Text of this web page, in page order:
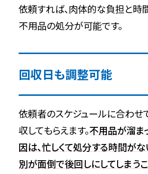
依頼すれば、肉体的な負担と時
不用品の処分が可能です。
回収日も調整可能
依頼者のスケジュールに合わせ
収してもらえます。不用品が溜ま
因は、忙しくて処分する時間がな
別が面倒で後回しにしてしまうこ